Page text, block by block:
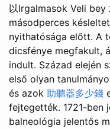
以Irgalmasok Veli bey
másodperces
nyithatósága előtt. A
dicsfénye megfakult,
indult. Század elején
első olyan
és azok 助聽器多少錢
fejtegették. 1721-ben
balneológia jelentős